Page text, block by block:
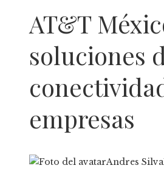
AT&T
soluciones
empresas
Andres Silva